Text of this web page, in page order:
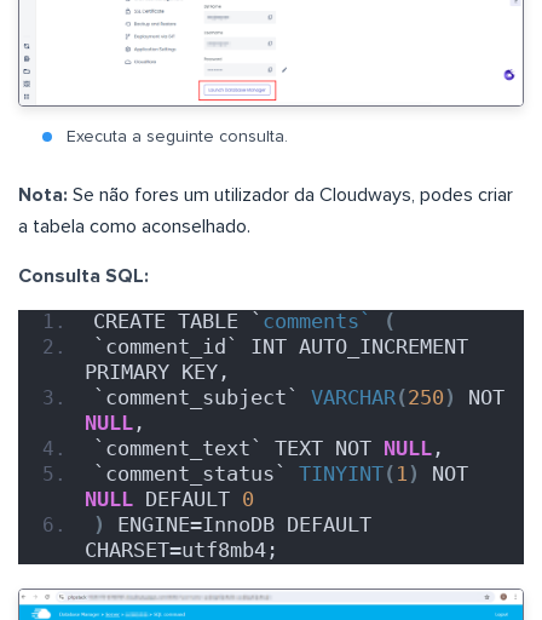
Executa a seguinte consulta.
Nota: Se não fores um utilizador da Cloudways, podes criar
a tabela como aconselhado.
Consulta SQL:
CREATE TABLE ` comments`
(
`comment_id` INT AUTO_INCREMENT
PRIMARY KEY,
`comment_subject` VARCHAR(250 )
NULL ,
`comment_text` TEXT NOT NULL ,
`comment_status` TINYINT( 1 )
NULL DEFAULT 0
)
ENGINE=InnoDB DEFAULT
CHARSET=utf8mb4;